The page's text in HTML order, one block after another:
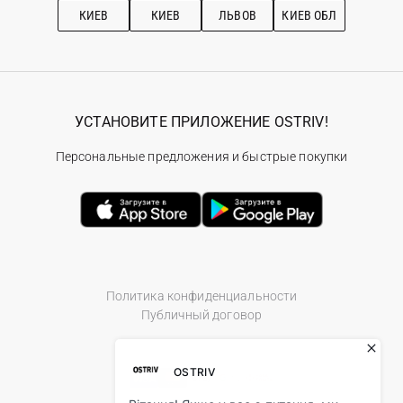
КИЕВ КИЕВ ЛЬВОВ КИЕВ ОБЛ
Политика конфиденциальности
Публичный договор
УСТАНОВИТЕ ПРИЛОЖЕНИЕ OSTRIV!
Персональные предложения и быстрые покупки